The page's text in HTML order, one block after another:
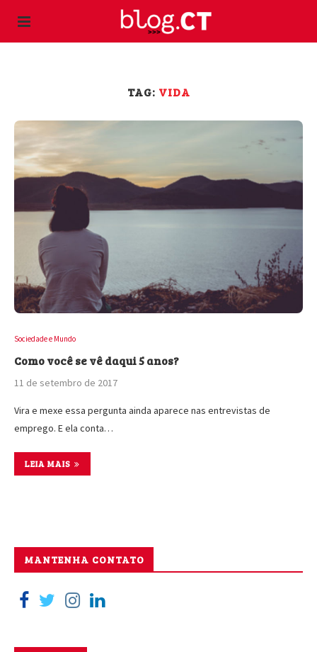
TAG: VIDA
Sociedade e Mundo
Como você se vê daqui 5 anos?
11 de setembro de 2017
Vira e mexe essa pergunta ainda aparece nas entrevistas de
emprego. E ela conta…
LEIA MAIS
MANTENHA CONTATO